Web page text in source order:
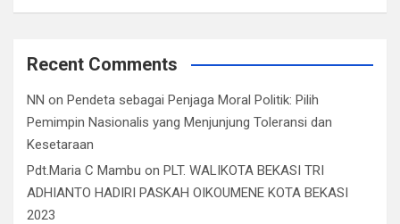
Recent Comments
NN on Pendeta sebagai Penjaga Moral Politik: Pilih
Pemimpin Nasionalis yang Menjunjung Toleransi dan
Kesetaraan
Pdt.Maria C Mambu on PLT. WALIKOTA BEKASI TRI
ADHIANTO HADIRI PASKAH OIKOUMENE KOTA BEKASI
2023